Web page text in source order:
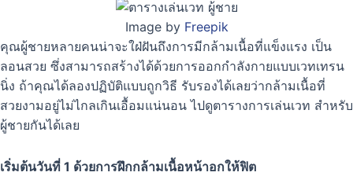
Image by Freepik
คุณผู้ชายหลายคนน่าจะใฝ่ฝันถึงการมีกล้ามเนื้อที่แข็งแรง เป็น
ลอนสวย ซึ่งสามารถสร้างได้ด้วยการออกกำลังกายแบบเวทเทรน
นิ่ง ถ้าคุณได้ลองปฏิบัติแบบถูกวิธี รับรองได้เลยว่ากล้ามเนื้อที่
สวยงามอยู่ไม่ไกลเกินเอื้อมแน่นอน ไปดูตารางการเล่นเวท สำหรับ
ผู้ชายกันได้เลย
เริ่มต้นวันที่ 1 ด้วยการฝึกกล้ามเนื้อหน้าอกให้ฟิต